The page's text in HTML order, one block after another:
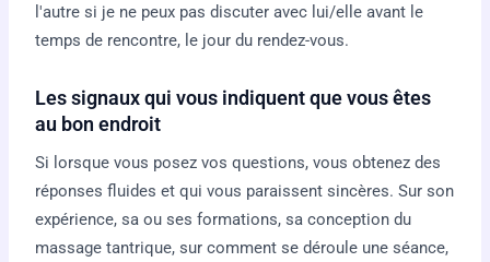
l'autre si je ne peux pas discuter avec lui/elle avant le
temps de rencontre, le jour du rendez-vous.
Les signaux qui vous indiquent que vous êtes
au bon endroit
Si lorsque vous posez vos questions, vous obtenez des
réponses fluides et qui vous paraissent sincères. Sur son
expérience, sa ou ses formations, sa conception du
massage tantrique, sur comment se déroule une séance,